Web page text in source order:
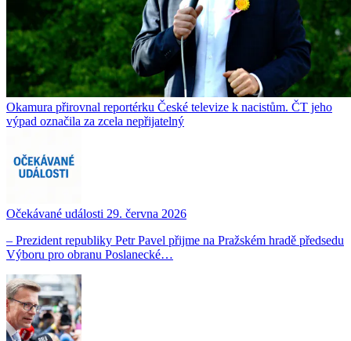
Okamura přirovnal reportérku České televize k nacistům. ČT jeho
výpad označila za zcela nepřijatelný
Očekávané události 29. června 2026
– Prezident republiky Petr Pavel přijme na Pražském hradě předsedu
Výboru pro obranu Poslanecké…